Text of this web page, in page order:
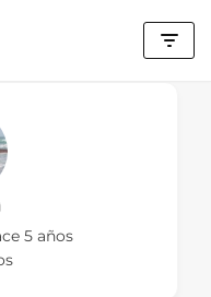
5 años